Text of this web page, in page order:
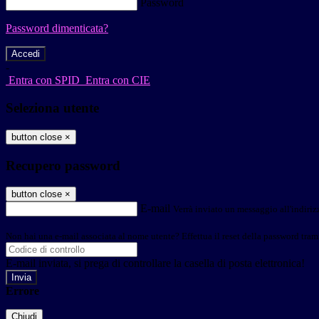
Password
Password dimenticata?
-
Entra con SPID Entra con CIE
Seleziona utente
button close ×
Recupero password
button close ×
E-mail Verrà inviato un messaggio
Non hai una e-mail associata al nome utente? Effettua il reset della password
E-mail inviata, si prega di controllare la casella di posta elettronica!
Errore
Chiudi